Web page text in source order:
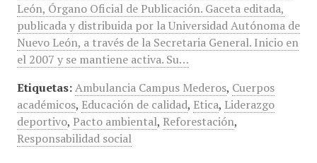
León, Órgano Oficial de Publicación. Gaceta editada,
publicada y distribuida por la Universidad Autónoma de
Nuevo León, a través de la Secretaria General. Inicio en
el 2007 y se mantiene activa. Su…
Etiquetas: Ambulancia Campus Mederos, Cuerpos
académicos, Educación de calidad, Etica, Liderazgo
deportivo, Pacto ambiental, Reforestación,
Responsabilidad social